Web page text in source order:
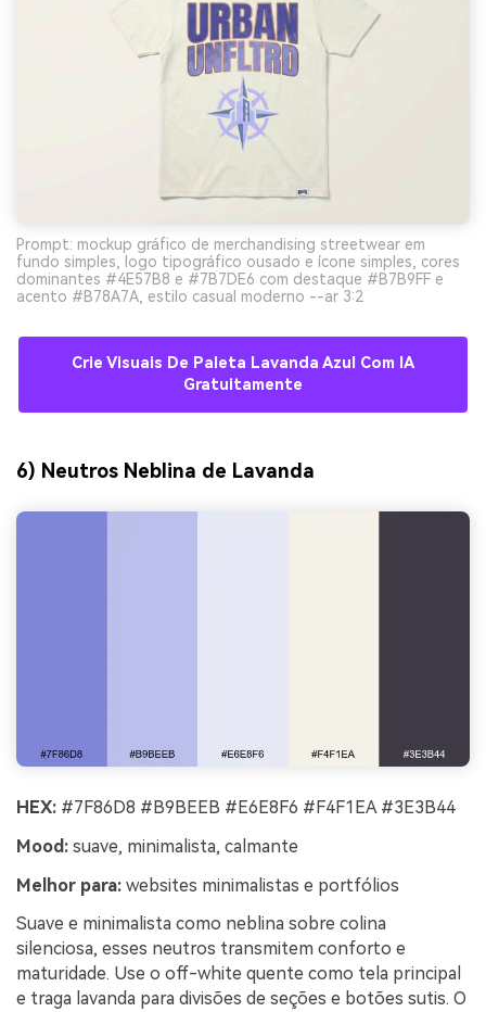
Prompt: mockup gráfico de merchandising streetwear em
fundo simples, logo tipográfico ousado e ícone simples, cores
dominantes #4E57B8 e #7B7DE6 com destaque #B7B9FF e
acento #B78A7A, estilo casual moderno --ar 3:2
Crie Visuais De Paleta Lavanda Azul Com IA
Gratuitamente
6) Neutros Neblina de Lavanda
HEX: #7F86D8 #B9BEEB #E6E8F6 #F4F1EA #3E3B44
Mood: suave, minimalista, calmante
Melhor para: websites minimalistas e portfólios
Suave e minimalista como neblina sobre colina
silenciosa, esses neutros transmitem conforto e
maturidade. Use o off-white quente como tela principal
e traga lavanda para divisões de seções e botões sutis. O